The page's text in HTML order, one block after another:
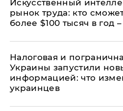
Искусственный
рынок труда: кто
более $100 тысяч в год
Налоговая и
Украины запустили
информацией: что
украинцев